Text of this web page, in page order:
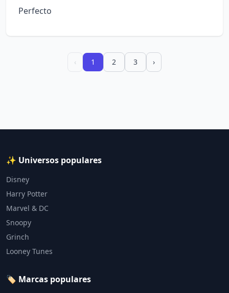
Perfecto
‹ 1 2 3 ›
✨ Universos populares
Disney
Harry Potter
Marvel & DC
Snoopy
Grinch
Looney Tunes
🏷️ Marcas populares